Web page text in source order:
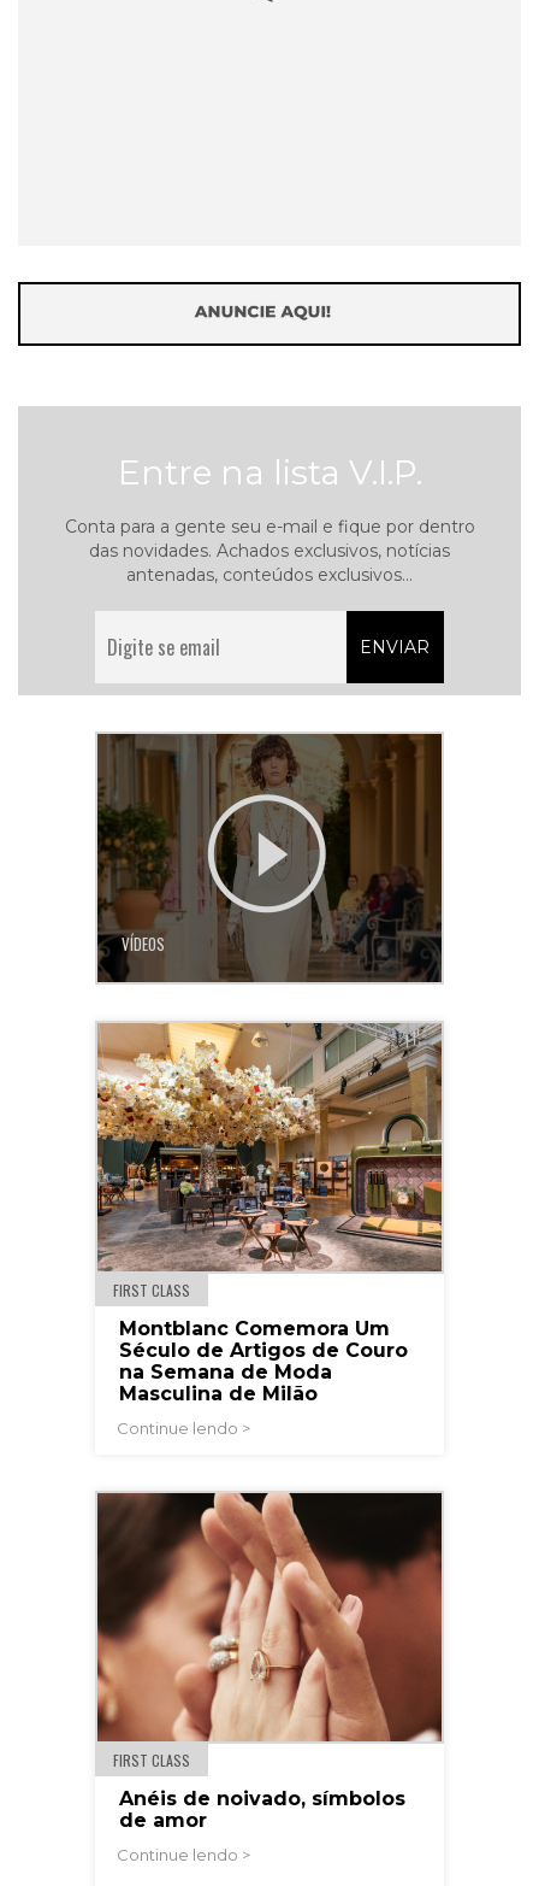
Entre na lista V.I.P.
Conta para a gente seu e-mail e fique por dentro
das novidades. Achados exclusivos, notícias
antenadas, conteúdos exclusivos...
VÍDEOS
FIRST CLASS
Montblanc Comemora Um
Século de Artigos de Couro
na Semana de Moda
Masculina de Milão
Continue lendo >
FIRST CLASS
Anéis de noivado, símbolos
de amor
Continue lendo >